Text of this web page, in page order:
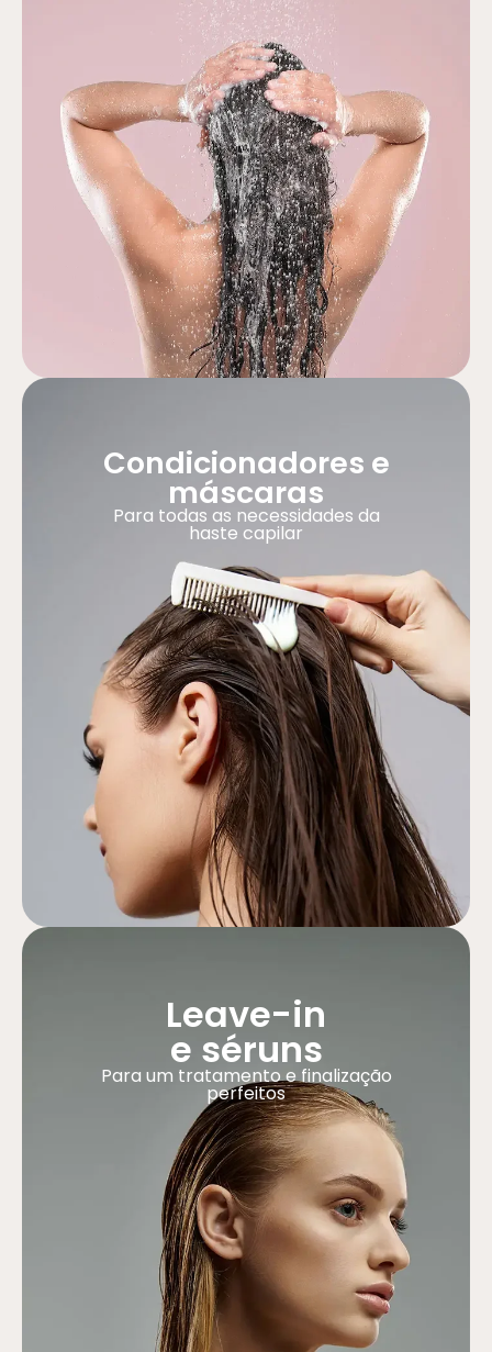
Condicionadores e
máscaras
Para todas as necessidades da
haste capilar
Leave-in
e séruns
Para um tratamento e finalização
perfeitos